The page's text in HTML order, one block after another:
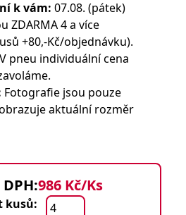
k vám: 07.08. (pátek)
ZDARMA 4 a více
+80,-Kč/objednávku).
pneu individuální cena
Fotografie jsou pouze
aktuální rozměr
986 Kč/Ks
kusů: